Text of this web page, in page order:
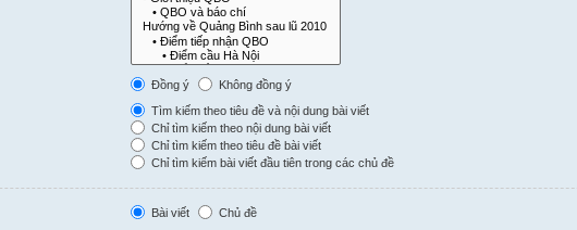
Đồng ý
Không đồng ý
Tìm kiếm theo tiêu đề và nội dung bài viết
Chỉ tìm kiếm theo nội dung bài viết
Chỉ tìm kiếm theo tiêu đề bài viết
Chỉ tìm kiếm bài viết đầu tiên trong các chủ đề
Bài viết
Chủ đề